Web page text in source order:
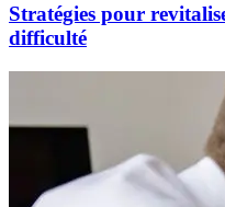
Stratégies pour
difficulté